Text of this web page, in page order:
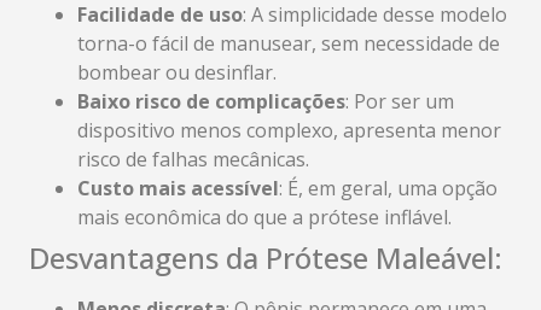
Facilidade de uso: A simplicidade desse modelo
torna-o fácil de manusear, sem necessidade de
bombear ou desinflar.
Baixo risco de complicações: Por ser um
dispositivo menos complexo, apresenta menor
risco de falhas mecânicas.
Custo mais acessível: É, em geral, uma opção
mais econômica do que a prótese inflável.
Desvantagens da Prótese Maleável: